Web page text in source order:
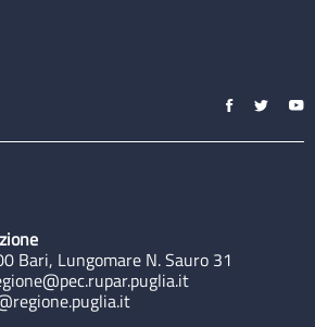
Bari, Lungomare N. Sauro 31